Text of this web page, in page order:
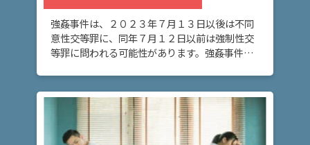
強姦事件は、２０２３年７月１３日以後は不同
意性交等罪に、同年７月１２日以前は強制性交
等罪に問われる可能性があります。強姦事件を
法 警察 […]